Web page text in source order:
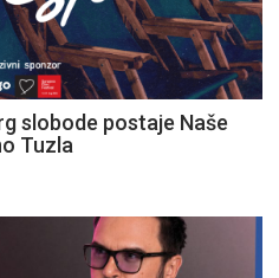
slobode postaje Naše
Tuzla